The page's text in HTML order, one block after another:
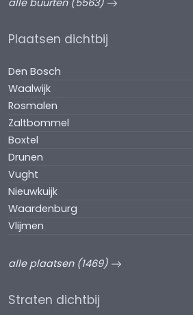
alle buurten (5563)
Plaatsen dichtbij
Den Bosch
Waalwijk
Rosmalen
Zaltbommel
Boxtel
Drunen
Vught
Nieuwkuijk
Waardenburg
Vlijmen
alle plaatsen (1469)
Straten dichtbij